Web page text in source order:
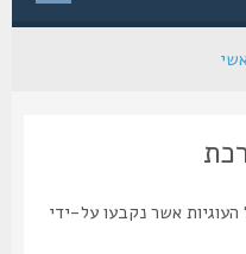
אשר נקבעו על-ידי